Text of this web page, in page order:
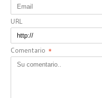
URL
Comentario *